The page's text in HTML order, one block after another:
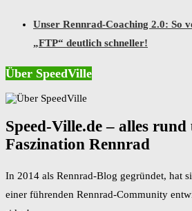
Unser Rennrad-Coaching 2.0: So
„FTP“ deutlich schneller!
Über SpeedVille
Speed-Ville.de – alles rund
Faszination Rennrad
In 2014 als Rennrad-Blog gegründet, hat
einer führenden Rennrad-Community